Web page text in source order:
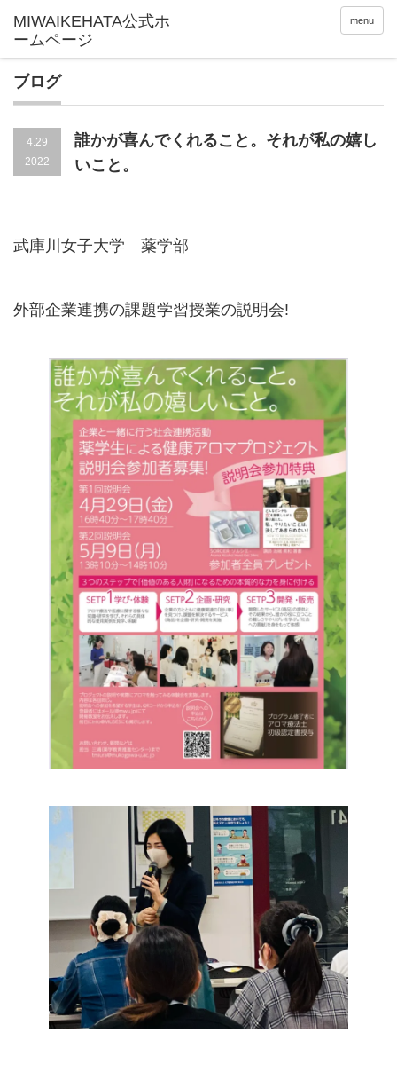
menu
ブログ
4.29
2022
誰かが喜んでくれること。それが私の嬉し
いこと。
武庫川女子大学 薬学部
外部企業連携の課題学習授業の説明会!